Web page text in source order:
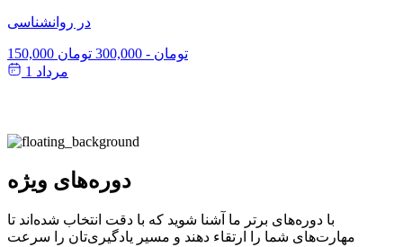
در روانشناسی
150,000 تومان - 300,000 تومان
مرداد 1
دوره‌های ویژه
با دوره‌های برتر ما آشنا شوید که با دقت انتخاب شده‌اند تا
مهارت‌های شما را ارتقاء دهند و مسیر یادگیری‌تان را سرعت